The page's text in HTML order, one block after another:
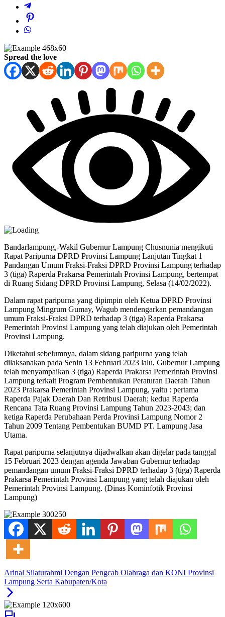
Spread the love
Bandarlampung,-Wakil Gubernur Lampung Chusnunia mengikuti
Rapat Paripurna DPRD Provinsi Lampung Lanjutan Tingkat 1
Pandangan Umum Fraksi-Fraksi DPRD Provinsi Lampung terhadap
3 (tiga) Raperda Prakarsa Pemerintah Provinsi Lampung, bertempat
di Ruang Sidang DPRD Provinsi Lampung, Selasa (14/02/2022).
Dalam rapat paripurna yang dipimpin oleh Ketua DPRD Provinsi
Lampung Mingrum Gumay, Wagub mendengarkan pemandangan
umum Fraksi-Fraksi DPRD terhadap 3 (tiga) Raperda Prakarsa
Pemerintah Provinsi Lampung yang telah diajukan oleh Pemerintah
Provinsi Lampung.
Diketahui sebelumnya, dalam sidang paripurna yang telah
dilaksanakan pada Senin 13 Februari 2023 lalu, Gubernur Lampung
telah menyampaikan 3 (tiga) Raperda Prakarsa Pemerintah Provinsi
Lampung terkait Program Pembentukan Peraturan Daerah Tahun
2023 Prakarsa Pemerintah Provinsi Lampung, yaitu : pertama
Raperda Pajak Daerah Dan Retribusi Daerah; kedua Raperda
Rencana Tata Ruang Provinsi Lampung Tahun 2023-2043; dan
ketiga Raperda Perubahaan Perda Provinsi Lampung Nomor 2
Tahun 2009 Tentang Pembentukan BUMD PT. Lampung Jasa
Utama.
Rapat paripurna selanjutnya dijadwalkan akan digelar pada tanggal
15 Februari 2023 dengan agenda Jawaban Gubernur terhadap
pemandangan umum Fraksi-Fraksi DPRD terhadap 3 (tiga) Raperda
Prakarsa Pemerintah Provinsi Lampung yang telah diajukan oleh
Pemerintah Provinsi Lampung. (Dinas Kominfotik Provinsi
Lampung)
Arinal Silaturahmi Dengan Pengcab Olahraga dan KONI Provinsi
Lampung Serta Kabupaten/Kota